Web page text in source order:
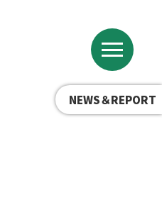
NEWS＆REPORT